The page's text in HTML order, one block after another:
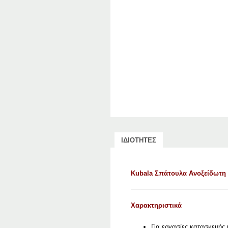
ΙΔΙΟΤΗΤΕΣ
Kubala Σπάτουλα Ανοξείδωτη
Χαρακτηριστικά